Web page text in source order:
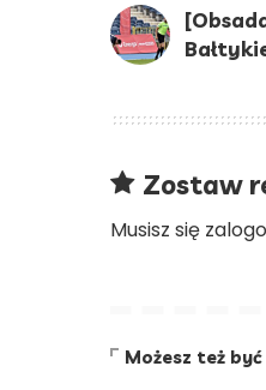
Zostaw
Musisz się
Możesz też